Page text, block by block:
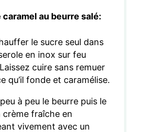
caramel au beurre salé:
le sucre seul dans
en inox sur feu
cuire sans remuer
qu’il fonde et caramélise.
à peu le beurre puis le
crème fraîche en
vivement avec un